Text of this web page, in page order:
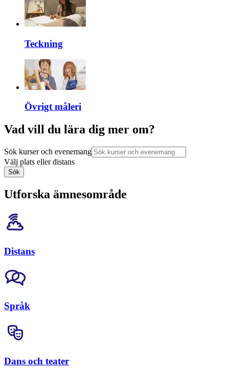
Teckning
Övrigt måleri
Vad vill du lära dig mer om?
Sök kurser och evenemang
Välj plats eller distans
Sök
Utforska ämnesområde
Distans
Språk
Dans och teater